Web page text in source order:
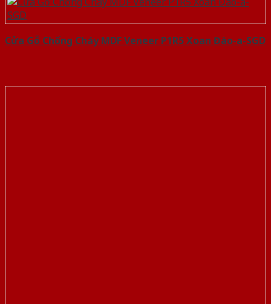
Cửa Gỗ Chống Cháy MDF Veneer P1R5 Xoan Đào-a-SGD